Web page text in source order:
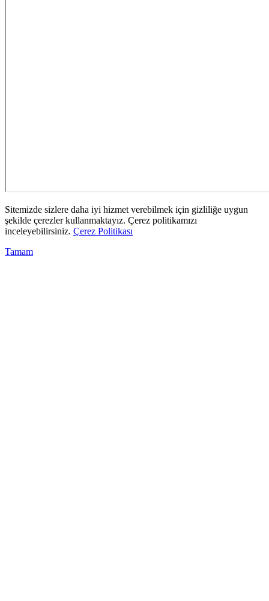
Sitemizde sizlere daha iyi hizmet verebilmek için gizliliğe uygun
şekilde çerezler kullanmaktayız. Çerez politikamızı
inceleyebilirsiniz. Çerez Politikası
Tamam